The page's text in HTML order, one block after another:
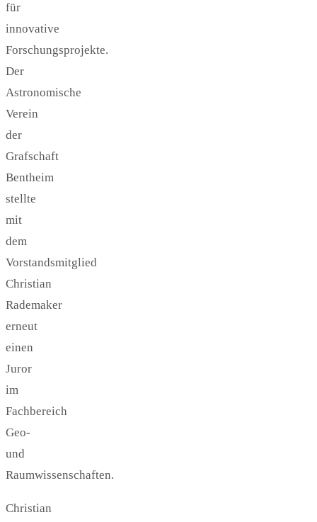
für
innovative
Forschungsprojekte.
Der
Astronomische
Verein
der
Grafschaft
Bentheim
stellte
mit
dem
Vorstandsmitglied
Christian
Rademaker
erneut
einen
Juror
im
Fachbereich
Geo-
und
Raumwissenschaften.
Christian